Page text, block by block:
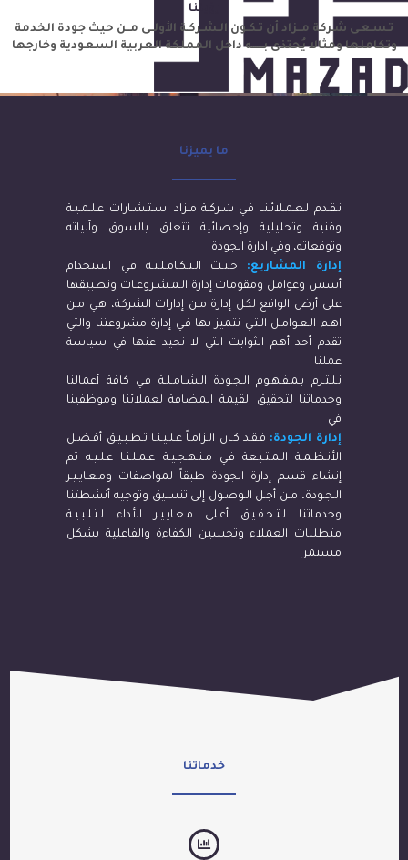
رؤيتنا
تـسـعـى شـركة مــزاد أن تـكـون الـشـركـة الأولــى مــن حيث جودة الخدمة
وتكاملها ومثالا يُحتذى بــــــه داخل المملكة العربية السعودية وخارجها
ما يميزنا
نـقـدم لـعـمـلائـنـا فـي شـركـة مـزاد اسـتـشـارات عـلـمـيـة
وفنية وتحليلية وإحصائية تتعلق بالسوق وآلياته
وتوقعاته، وفي ادارة الجودة
إدارة المشاريع:
حـيـث الـتـكـامـلـيـة فـي استخدام
أسس وعوامل ومقومات إدارة الـمـشـروعـات وتطبيقها
على أرض الواقع لكل إدارة مـن إدارات الشركة، هـي مـن
اهـم الـعـوامـل الـتـي نتميز بها فـي إدارة مشروعتنا والتي
تقدم أحد أهم الثوابت التي لا نحيد عنها في سياسة
عملنا
نـلـتـزم بـمـفـهـوم الـجـودة الـشـامـلـة فـي كافة أعمالنا
وخدماتنا لتحقيق القيمة المضافة لعملائنا وموظفينا
في
إدارة الجودة: فـقـد كـان الـزامـاً عـلـيـنـا تـطـبـيـق أفـضـل
الأنـظـمـة الـمـتـبـعة فـي مـنـهـجـيـة عـمـلـنـا عـلـيـه تم
إنشاء قسم إدارة الجودة طبقاً لمواصفات ومـعـايـيـر
الـجـودة، مـن أجـل الـوصـول إلى تنسيق وتوجيه أنشطتنا
وخدماتنا لـتـحـقـيـق أعـلى مـعـايـيـر الأداء لـتـلـبـيـة
متطلبات العملاء وتحسين الكفاءة والفاعلية بشكل
مستمر
خدماتنا